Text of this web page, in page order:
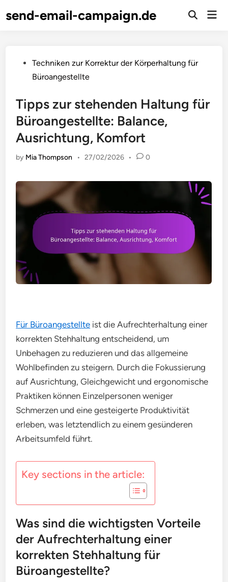
tosend-email-campaign.de
Open
PostedTechniken zur Korrektur der Körperhaltung für
Büroangestellte
Tipps zur stehenden Haltung für
Büroangestellte: Balance,
Ausrichtung, Komfort
by Mia Thompson • 27/02/2026 • 0
Für Büroangestellte ist die Aufrechterhaltung einer
korrekten Stehhaltung entscheidend, um
Unbehagen zu reduzieren und das allgemeine
Wohlbefinden zu steigern. Durch die Fokussierung
auf Ausrichtung, Gleichgewicht und ergonomische
Praktiken können Einzelpersonen weniger
Schmerzen und eine gesteigerte Produktivität
erleben, was letztendlich zu einem gesünderen
Arbeitsumfeld führt.
Key sections in the article:
Was sind die wichtigsten Vorteile
der Aufrechterhaltung einer
korrekten Stehhaltung für
Büroangestellte?